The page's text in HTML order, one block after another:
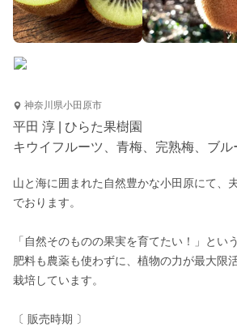
神奈川県小田原市
平田 淳 | ひらた果樹園
キウイフルーツ、青梅、完熟梅、ブル
山と海に囲まれた自然豊かな小田原にて、
でおります。
「自然そのものの果実を育てたい！」とい
肥料も農薬も使わずに、植物の力が最大限
栽培しています。
〔 販売時期 〕